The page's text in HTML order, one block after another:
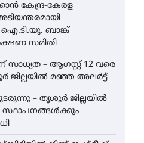
കേന്ദ്ര-കേരള
ബാങ്ക്
സമിതി
സാധ്യത – ആഗസ്റ്റ് 12 വരെ
ജില്ലയിൽ മഞ്ഞ അലർട്ട്
– തൃശൂർ ജില്ലയിൽ
സ്ഥാപനങ്ങൾക്കും